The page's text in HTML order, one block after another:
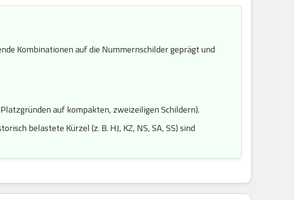
Kombinationen auf die Nummernschilder geprägt und
auf kompakten, zweizeiligen Schildern).
belastete Kürzel (z. B. HJ, KZ, NS, SA, SS) sind